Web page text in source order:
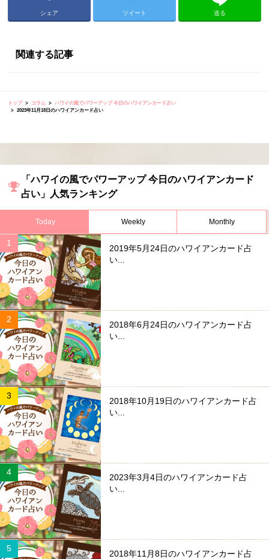
シェア ツイート 送る
関連する記事
トップ コラム
ハワイの風でパワーアップ 今日のハワイアンカード占い
2023年11月18日のハワイアンカード占い
「ハワイの風でパワーアップ 今日のハワイアンカード
占い」人気ランキング
Today Weekly Monthly
2019年5月24日のハワイアンカード占
い...
2018年6月24日のハワイアンカード占
い...
2018年10月19日のハワイアンカード占
い...
2023年3月4日のハワイアンカード占
い...
2018年11月8日のハワイアンカード占